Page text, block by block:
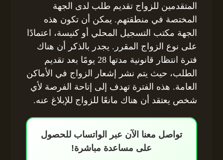
المتقدمين للزواج تقديم طلب لدى الجهة
المختصة في منطقتهم. يمكن أن تكون هذه
الجهة مكتب التسجيل المحلي أو كنيسة، اعتمادًا
على نوع الزواج المقرر. يجدر بالذكر أن هناك
فترة انتظار قانونية مدتها 28 يومًا بعد تقديم
الطلب، حيث يتم نشر إشعار الزواج في الأماكن
العامة. هذه الفترة تهدف إلى إتاحة الفرصة لأي
شخص يعتقد أن هناك مانعًا للزواج للإبلاغ عنه.
تواصل معنا الآن عبر الواتساب للحصول
على مساعدة مباشرة!